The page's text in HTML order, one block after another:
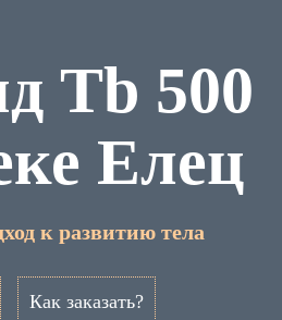
Tb 500
Елец
к развитию тела
Как заказать?